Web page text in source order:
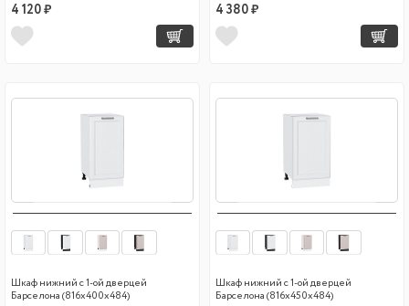
4 120 ₽ 4 380 ₽
Шкаф нижний с 1-ой дверцей
Барселона (816х400х484)
Шкаф нижний с 1-ой дверцей
Барселона (816х450х484)